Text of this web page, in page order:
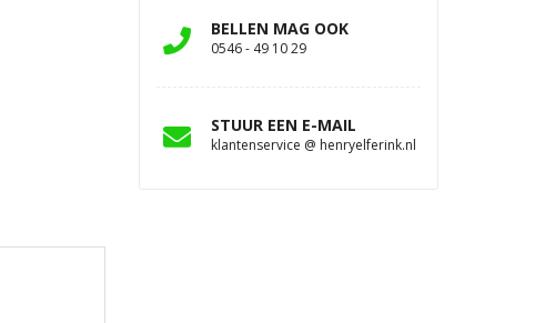
BELLEN MAG OOK
0546 - 49 10 29
STUUR EEN E-MAIL
klantenservice @ henryelferink.nl